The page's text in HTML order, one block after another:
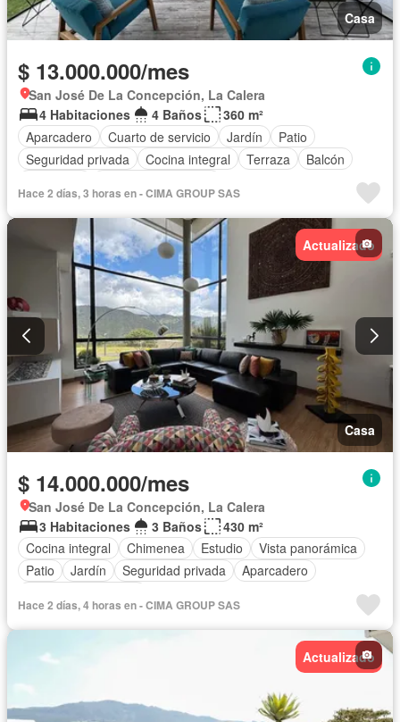
Casa
$ 13.000.000/mes
San José De La Concepción, La Calera
4 Habitaciones
4 Baños
360 m²
Aparcadero
Cuarto de servicio Jardín
Patio
Seguridad privada
Cocina integral Terraza
Balcón
Hace 2 días, 3 horas en - CIMA GROUP SAS
Actualizado
Casa
$ 14.000.000/mes
San José De La Concepción, La Calera
3 Habitaciones
3 Baños
430 m²
Cocina integral
Chimenea Estudio
Vista panorámica
Patio
Jardín Seguridad privada
Aparcadero
Hace 2 días, 4 horas en - CIMA GROUP SAS
Actualizado